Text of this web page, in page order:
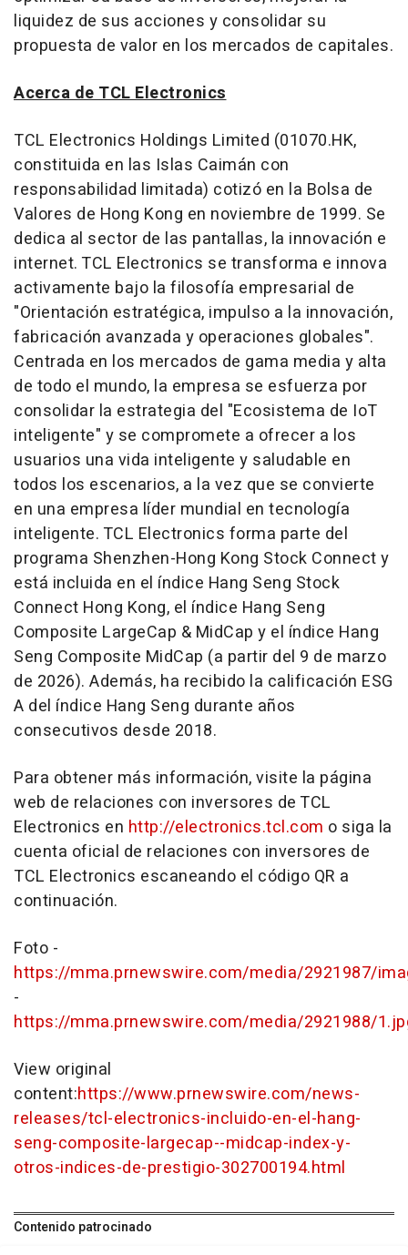
liquidez de sus acciones y consolidar su
propuesta de valor en los mercados de capitales.
Acerca de TCL Electronics
TCL Electronics Holdings Limited (01070.HK,
constituida en las Islas Caimán con
responsabilidad limitada) cotizó en la Bolsa de
Valores de Hong Kong en noviembre de 1999. Se
dedica al sector de las pantallas, la innovación e
internet. TCL Electronics se transforma e innova
activamente bajo la filosofía empresarial de
"Orientación estratégica, impulso a la innovación,
fabricación avanzada y operaciones globales".
Centrada en los mercados de gama media y alta
de todo el mundo, la empresa se esfuerza por
consolidar la estrategia del "Ecosistema de IoT
inteligente" y se compromete a ofrecer a los
usuarios una vida inteligente y saludable en
todos los escenarios, a la vez que se convierte
en una empresa líder mundial en tecnología
inteligente. TCL Electronics forma parte del
programa Shenzhen-Hong Kong Stock Connect y
está incluida en el índice Hang Seng Stock
Connect Hong Kong, el índice Hang Seng
Composite LargeCap & MidCap y el índice Hang
Seng Composite MidCap (a partir del 9 de marzo
de 2026). Además, ha recibido la calificación ESG
A del índice Hang Seng durante años
consecutivos desde 2018.
Para obtener más información, visite la página
web de relaciones con inversores de TCL
Electronics en http://electronics.tcl.com o siga la
cuenta oficial de relaciones con inversores de
TCL Electronics escaneando el código QR a
continuación.
Foto -
https://mma.prnewswire.com/media/2921987/
-
https://mma.prnewswire.com/media/2921988/
View original
content:https://www.prnewswire.com/news-
releases/tcl-electronics-incluido-en-el-hang-
seng-composite-largecap--midcap-index-y-
otros-indices-de-prestigio-302700194.html
Contenido patrocinado